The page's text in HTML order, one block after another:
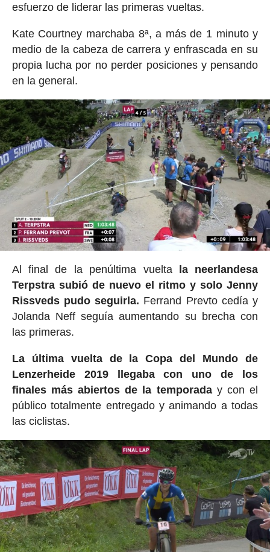
esfuerzo de liderar las primeras vueltas.
Kate Courtney marchaba 8ª, a más de 1 minuto y
medio de la cabeza de carrera y enfrascada en su
propia lucha por no perder posiciones y pensando
en la general.
Al final de la penúltima vuelta
la neerlandesa
Terpstra subió de nuevo el ritmo y solo Jenny
Rissveds pudo seguirla. Ferrand Prevto cedía y
Jolanda Neff seguía aumentando su brecha con
las primeras.
La última vuelta de la Copa del Mundo de
Lenzerheide 2019 llegaba con uno de los
finales más abiertos de la temporaday con el
público totalmente entregado y animando a todas
las ciclistas.